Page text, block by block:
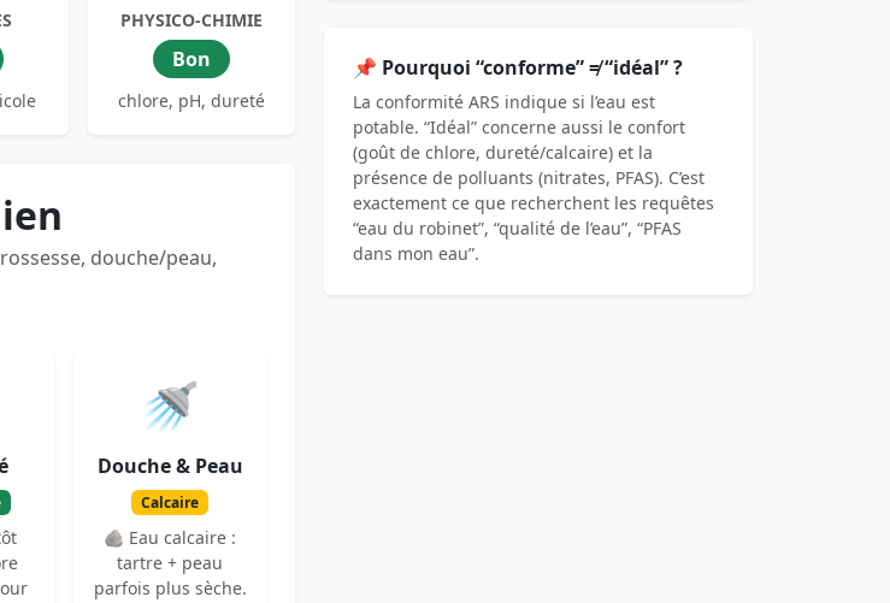
PHYSICO-CHIMIE
Bon
chlore, pH, dureté
douche/peau,
🚿
Douche & Peau
Calcaire
🪨 Eau calcaire :
tartre + peau
parfois plus sèche.
📌 Pourquoi “conforme” ≠ “idéal” ?
La conformité ARS indique si l’eau est
potable. “Idéal” concerne aussi le confort
(goût de chlore, dureté/calcaire) et la
présence de polluants (nitrates, PFAS). C’est
exactement ce que recherchent les requêtes
“eau du robinet”, “qualité de l’eau”, “PFAS
dans mon eau”.